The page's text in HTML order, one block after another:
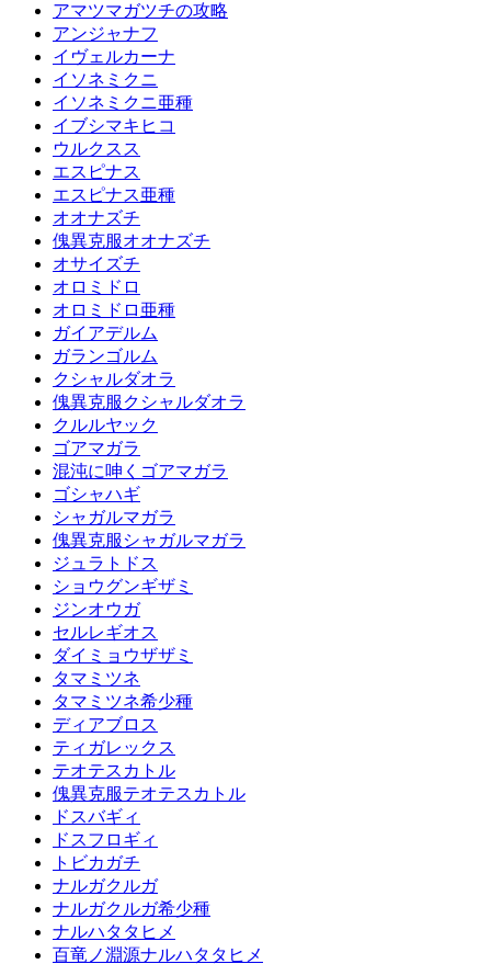
アマツマガツチの攻略
アンジャナフ
イヴェルカーナ
イソネミクニ
イソネミクニ亜種
イブシマキヒコ
ウルクスス
エスピナス
エスピナス亜種
オオナズチ
傀異克服オオナズチ
オサイズチ
オロミドロ
オロミドロ亜種
ガイアデルム
ガランゴルム
クシャルダオラ
傀異克服クシャルダオラ
クルルヤック
ゴアマガラ
混沌に呻くゴアマガラ
ゴシャハギ
シャガルマガラ
傀異克服シャガルマガラ
ジュラトドス
ショウグンギザミ
ジンオウガ
セルレギオス
ダイミョウザザミ
タマミツネ
タマミツネ希少種
ディアブロス
ティガレックス
テオテスカトル
傀異克服テオテスカトル
ドスバギィ
ドスフロギィ
トビカガチ
ナルガクルガ
ナルガクルガ希少種
ナルハタタヒメ
百竜ノ淵源ナルハタタヒメ